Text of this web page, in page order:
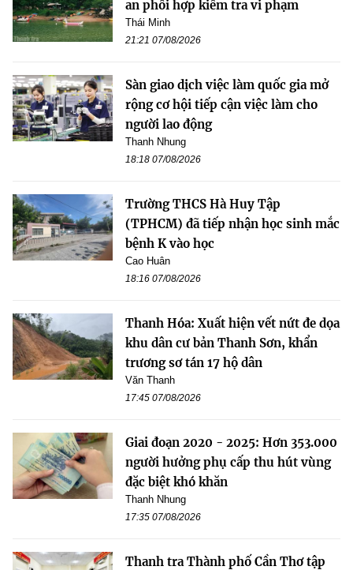
an phối hợp kiểm tra vi phạm
Thái Minh
21:21 07/08/2026
Sàn giao dịch việc làm quốc gia mở
rộng cơ hội tiếp cận việc làm cho
người lao động
Thanh Nhung
18:18 07/08/2026
Trường THCS Hà Huy Tập
(TPHCM) đã tiếp nhận học sinh mắc
bệnh K vào học
Cao Huân
18:16 07/08/2026
Thanh Hóa: Xuất hiện vết nứt đe dọa
khu dân cư bản Thanh Sơn, khẩn
trương sơ tán 17 hộ dân
Văn Thanh
17:45 07/08/2026
Giai đoạn 2020 - 2025: Hơn 353.000
người hưởng phụ cấp thu hút vùng
đặc biệt khó khăn
Thanh Nhung
17:35 07/08/2026
Thanh tra Thành phố Cần Thơ tập